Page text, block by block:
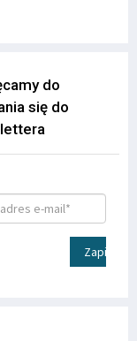
do
się do
Zapisz